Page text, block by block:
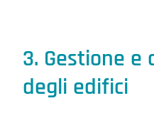
3. Gestione
degli edifici